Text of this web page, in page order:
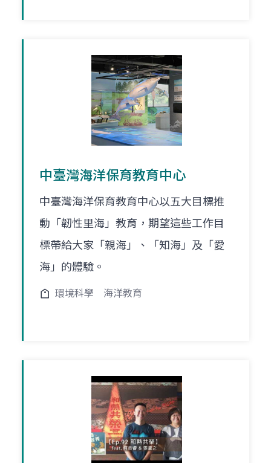
中臺灣海洋保育教育中心
中臺灣海洋保育教育中心以五大目標推
動「韌性里海」教育，期望這些工作目
標帶給大家「親海」、「知海」及「愛
海」的體驗。
環境科學 海洋教育